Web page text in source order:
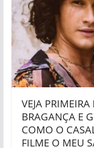
VEJA
BRAGANÇA E
COMO O
FILME O MEU